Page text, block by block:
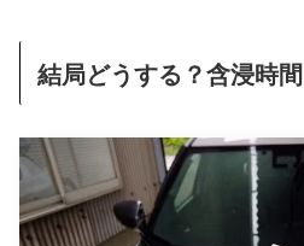
結局どうする？含浸時間